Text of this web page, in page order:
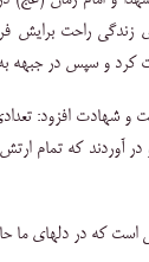
زندگی راحت برایش
کرد و سپس در جبهه
و شهادت افزود:
در آوردند که
که در دلهای ما